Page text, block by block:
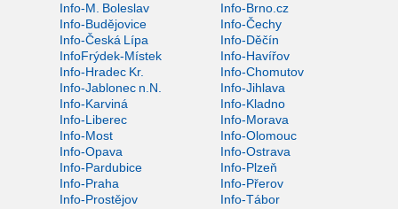
Info-M. Boleslav
Info-Brno.cz
Info-Budějovice
Info-Čechy
Info-Česká Lípa
Info-Děčín
InfoFrýdek-Místek
Info-Havířov
Info-Hradec Kr.
Info-Chomutov
Info-Jablonec n.N.
Info-Jihlava
Info-Karviná
Info-Kladno
Info-Liberec
Info-Morava
Info-Most
Info-Olomouc
Info-Opava
Info-Ostrava
Info-Pardubice
Info-Plzeň
Info-Praha
Info-Přerov
Info-Prostějov
Info-Tábor